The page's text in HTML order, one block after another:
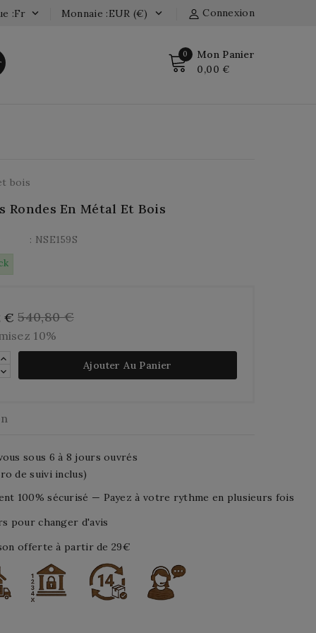
Connexion
Monnaie :EUR (€) 
:fr 
0 Mon Panier
0,00 €
bois
Rondes En Métal Et Bois
: NSE159S
€ 540,80 €
10%
Ajouter Au Panier
sous 6 à 8 jours ouvrés
de suivi inclus)
100% sécurisé — Payez à votre rythme en plusieurs fois
pour changer d'avis
offerte à partir de 29€